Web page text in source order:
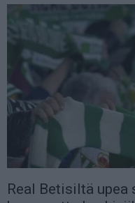
Real Betisiltä upea